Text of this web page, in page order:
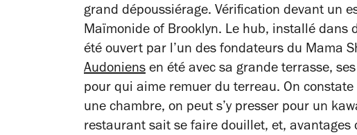
grand dépoussiérage. Vérification devant un
Maïmonide of Brooklyn. Le hub, installé dans
été ouvert par l’un des fondateurs du Mama
Audoniens en été avec sa grande terrasse,
pour qui aime remuer du terreau. On
une chambre, on peut s’y presser pour un
restaurant sait se faire douillet, et, avantages